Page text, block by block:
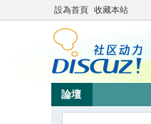
設為首頁 收藏本站
論壇